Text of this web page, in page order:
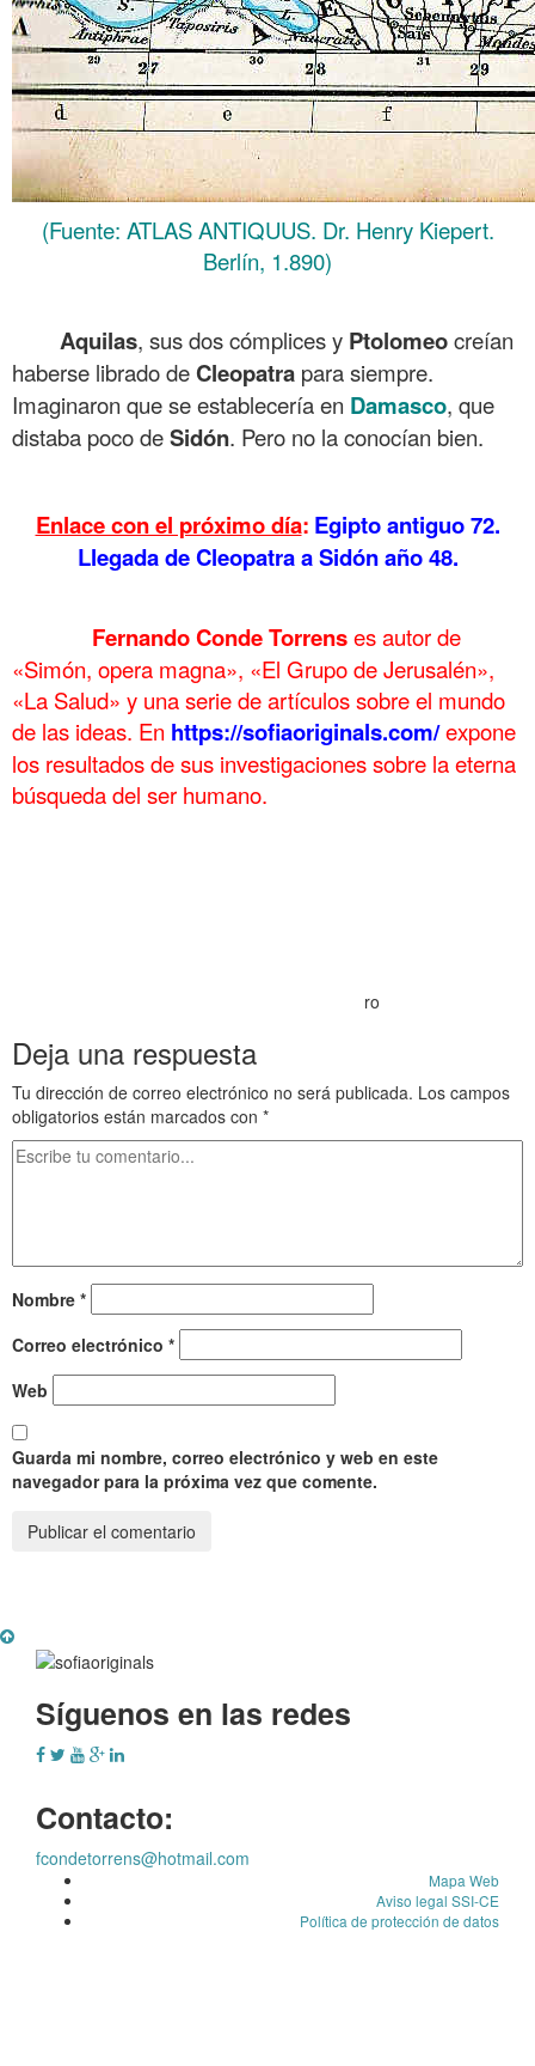
(Fuente: ATLAS ANTIQUUS. Dr. Henry Kiepert.
Berlín, 1.890)
Aquilas, sus dos cómplices y Ptolomeocreían
haberse librado deCleopatra para siempre.
Imaginaron que se establecería en Damasco, que
distaba poco deSidón. Pero no la conocían bien.
Enlace con el próximo día: Egipto antiguo 72.
Llegada de Cleopatra a Sidón año 48.
Fernando Conde Torrenses autor de
«Simón, opera magna», «El Grupo de Jerusalén»,
«La Salud» y una serie de artículos sobre el mundo
de las ideas. En https://sofiaoriginals.com/expone
los resultados de sus investigaciones sobre la eterna
búsqueda del ser humano.
ro
Deja una respuesta
Tu dirección de correo electrónico no será publicada. Los campos
obligatorios están marcados con *
Nombre *
Correo electrónico *
Web
Guarda mi nombre, correo electrónico y web en este
navegador para la próxima vez que comente.
Síguenos en las redes
Contacto:
fcondetorrens@hotmail.com
Mapa Web
Aviso legal SSI-CE
Política de protección de datos